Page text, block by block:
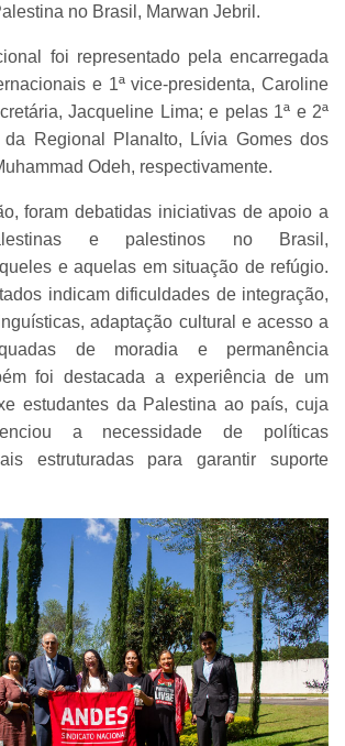
no Brasil, Marwan Jebril.
foi representado pela encarregada
e 1ª vice-presidenta, Caroline
Jacqueline Lima; e pelas 1ª e 2ª
da Regional Planalto, Lívia Gomes dos
Odeh, respectivamente.
foram debatidas iniciativas de apoio a
e palestinos no Brasil,
e aquelas em situação de refúgio.
indicam dificuldades de integração,
adaptação cultural e acesso a
de moradia e permanência
foi destacada a experiência de um
estudantes da Palestina ao país, cuja
a necessidade de políticas
estruturadas para garantir suporte